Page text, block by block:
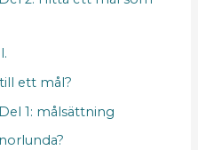
ett mål?
1: målsättning